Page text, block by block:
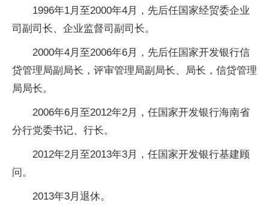
1996年1月至2000年4月，先后任国家经贸委企业
司副司长、企业监督司副司长。
2000年4月至2006年6月，先后任国家开发银行信
贷管理局副局长，评审管理局副局长、局长，信贷管理
局局长。
2006年6月至2012年2月，任国家开发银行海南省
分行党委书记、行长。
2012年2月至2013年3月，任国家开发银行基建顾
问。
2013年3月退休。